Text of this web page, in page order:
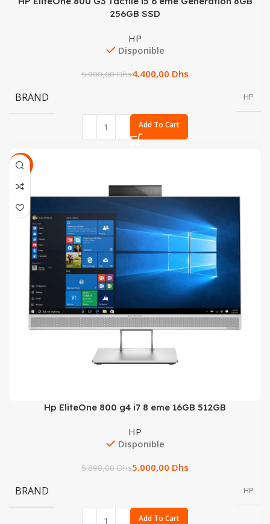
256GB SSD
HP
Disponible
5.900,00Dhs4.400,00 Dhs
BRAND HP
Add To Cart
SALE
Hp EliteOne 800 g4 i7 8 eme 16GB 512GB
HP
Disponible
5.890,00Dhs5.000,00 Dhs
BRAND HP
Add To Cart